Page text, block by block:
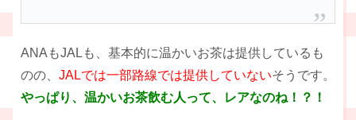
ANAもJALも、基本的に温かいお茶は提供しているも
のの、 JALでは一部路線では提供していないそうです。
やっぱり、温かいお茶飲む人って、レアなのね！？！